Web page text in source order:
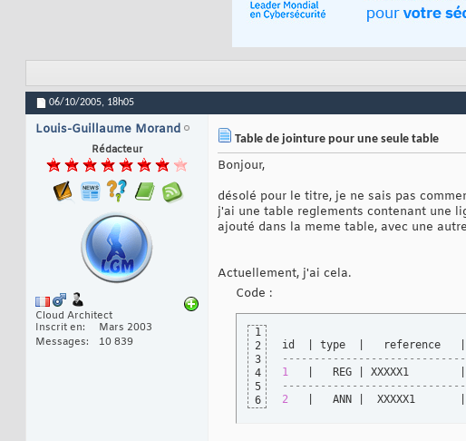
06/10/2005, 18h05
Louis-Guillaume Morand
Rédacteur
Cloud Architect
Inscrit en
Mars 2003
Messages
10 839
Table de jointure pour une seule table
Bonjour,
désolé pour le titre, je ne sais pas
j'ai une table reglements contenant une
ajouté dans la meme table, avec une
Actuellement, j'ai cela.
Code :
1
2
3
4
5
6
id  | type  |   reference
1
|   REG | XXXXX1
2
|   ANN |  XXXXX1